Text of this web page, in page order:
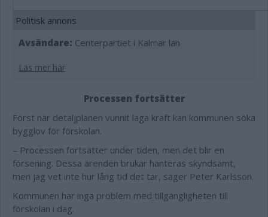
Politisk annons
Avsändare: Centerpartiet i Kalmar län
Läs mer här
Processen fortsätter
Först när detaljplanen vunnit laga kraft kan kommunen söka
bygglov för förskolan.
– Processen fortsätter under tiden, men det blir en
försening. Dessa ärenden brukar hanteras skyndsamt,
men jag vet inte hur lång tid det tar, säger Peter Karlsson.
Kommunen har inga problem med tillgängligheten till
förskolan i dag.